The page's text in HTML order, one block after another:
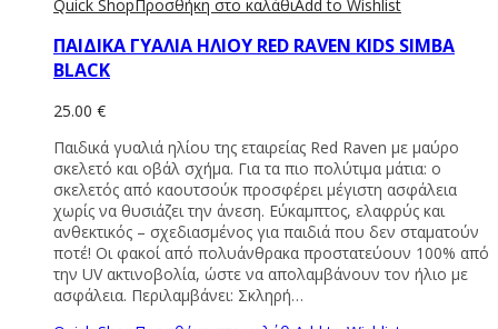
Quick ShopΠροσθήκη στο καλάθιAdd to Wishlist
ΠΑΙΔΙΚΑ ΓΥΑΛΙΑ ΗΛΙΟΥ RED RAVEN KIDS SIMBA
BLACK
25.00 €
Παιδικά γυαλιά ηλίου της εταιρείας Red Raven με μαύρο
σκελετό και οβάλ σχήμα. Για τα πιο πολύτιμα μάτια: ο
σκελετός από καουτσούκ προσφέρει μέγιστη ασφάλεια
χωρίς να θυσιάζει την άνεση. Εύκαμπτος, ελαφρύς και
ανθεκτικός – σχεδιασμένος για παιδιά που δεν σταματούν
ποτέ! Οι φακοί από πολυάνθρακα προστατεύουν 100% από
την UV ακτινοβολία, ώστε να απολαμβάνουν τον ήλιο με
ασφάλεια. Περιλαμβάνει: Σκληρή…